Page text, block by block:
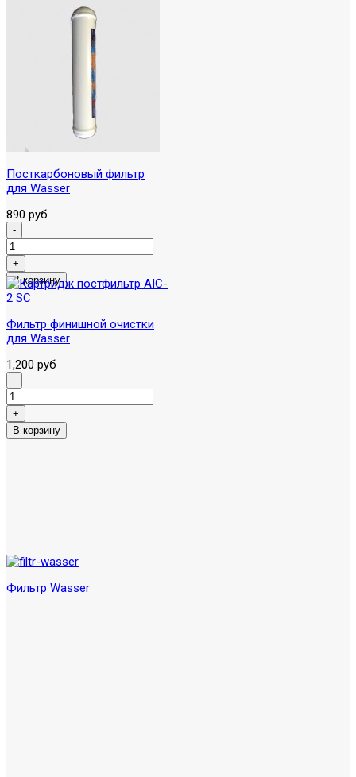
Посткарбоновый фильтр
для Wasser
890 руб
Фильтр финишной очистки
для Wasser
1,200 руб
Фильтр Wasser